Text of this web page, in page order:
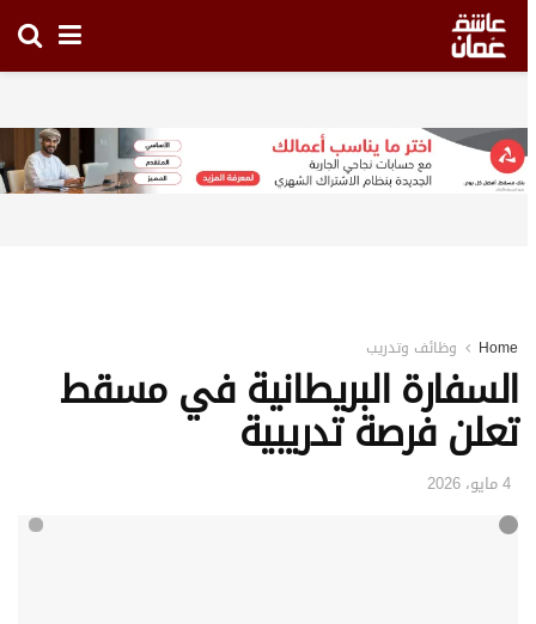
Home وظائف وتدريب
السفارة البريطانية في مسقط
تعلن فرصة تدريبية